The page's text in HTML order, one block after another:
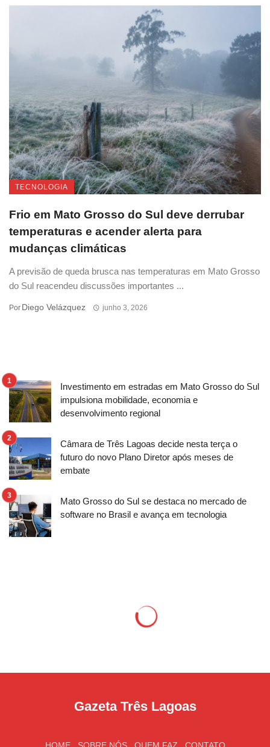
TECNOLOGIA
Frio em Mato Grosso do Sul deve derrubar
temperaturas e acender alerta para
mudanças climáticas
A previsão de queda brusca nas temperaturas em Mato Grosso
do Sul reacendeu discussões importantes ...
Por Diego Velázquez junho 3, 2026
Investimento em estradas em Mato Grosso do Sul
impulsiona mobilidade, economia e
desenvolvimento regional
Câmara de Três Lagoas decide nesta terça o
futuro do novo Plano Diretor após meses de
embate
Mato Grosso do Sul se destaca no mercado de
software no Brasil e avança em tecnologia
Gazeta Três Lagoas